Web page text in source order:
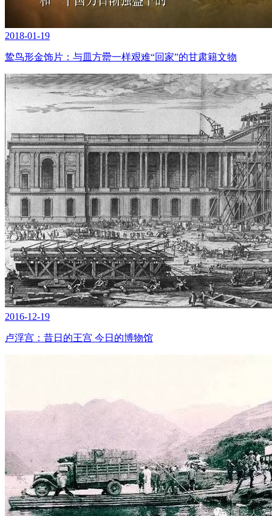
2018-01-19
鸷鸟形金饰片：与皿方罍一样艰难“回家”的甘肃籍文物
2016-12-19
卢浮宫：昔日的王宫 今日的博物馆